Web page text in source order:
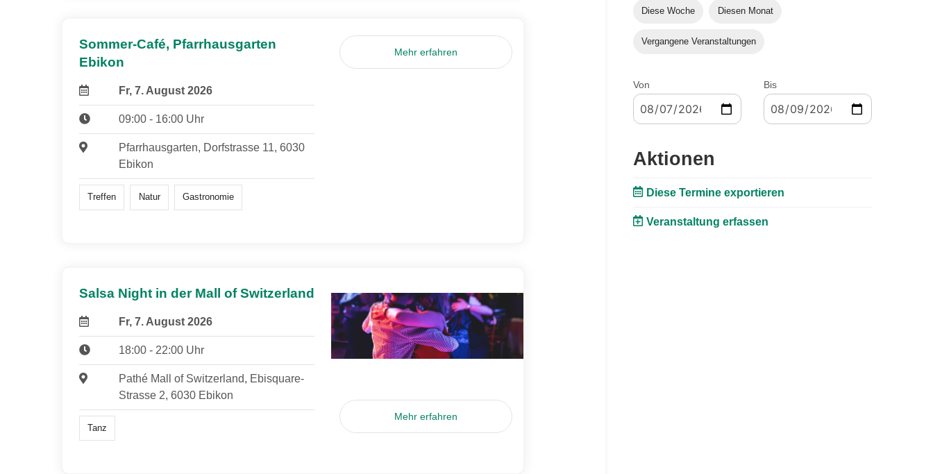
Sommer-Café, Pfarrhausgarten
Ebikon
Fr, 7. August 2026
09:00 - 16:00 Uhr
Pfarrhausgarten, Dorfstrasse 11, 6030
Ebikon
Treffen Natur Gastronomie
Mehr erfahren
Salsa Night in der Mall of Switzerland
Fr, 7. August 2026
18:00 - 22:00 Uhr
Pathé Mall of Switzerland, Ebisquare-
Strasse 2, 6030 Ebikon
Tanz
Mehr erfahren
Diese Woche Diesen Monat
Vergangene Veranstaltungen
Von Bis
Aktionen
Diese Termine exportieren
Veranstaltung erfassen